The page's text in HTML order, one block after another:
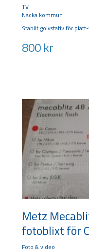
TV
Nacka kommun
Stabilt golvstativ för
800kr
Metz
fotoblixt för
Foto & video